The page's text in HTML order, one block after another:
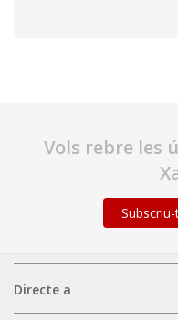
Vols rebre les
Directe
a
Directe a